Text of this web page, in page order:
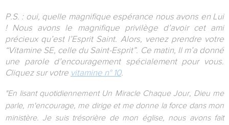
P.S. : oui, quelle magnifique espérance nous avons en Lui
! Nous avons le magnifique privilège d’avoir cet ami
précieux qu’est l’Esprit Saint. Alors, venez prendre votre
“Vitamine SE, celle du Saint-Esprit”. Ce matin, Il m’a donné
une parole d’encouragement spécialement pour vous.
Cliquez sur votre vitamine n° 10.
"En lisant quotidiennement Un Miracle Chaque Jour, Dieu me
parle, m'encourage, me dirige et me donne la force dans mon
ministère. Je suis trésorière de mon église, nous avons fait